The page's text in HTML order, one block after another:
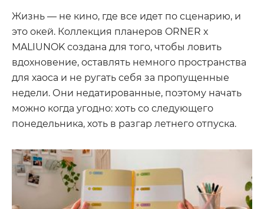
Жизнь — не кино, где все идет по сценарию, и
это окей. Коллекция планеров ORNER x
MALIUNOK создана для того, чтобы ловить
вдохновение, оставлять немного пространства
для хаоса и не ругать себя за пропущенные
недели. Они недатированные, поэтому начать
можно когда угодно: хоть со следующего
понедельника, хоть в разгар летнего отпуска.